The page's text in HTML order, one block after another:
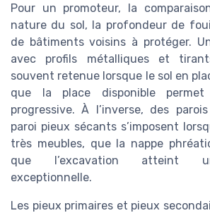
Pour un promoteur, la
nature du sol, la profondeur de
de bâtiments voisins à protéger.
avec profils métalliques et
souvent retenue lorsque le sol en
que la place disponible permet
progressive. À l’inverse, des
paroi pieux sécants s’imposent
très meubles, que la nappe
que l’excavation atteint
exceptionnelle.
Les pieux primaires et pieux